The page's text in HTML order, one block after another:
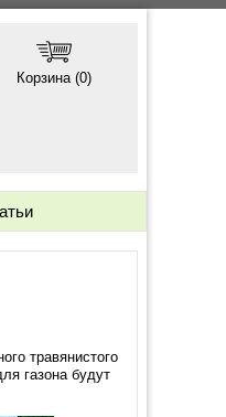
Корзина (0)
травянистого
газона будут